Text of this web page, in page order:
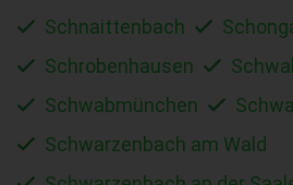
Schnaittenbach
Schrobenhausen
Schwabmünchen
Schwarzenbach am Wald